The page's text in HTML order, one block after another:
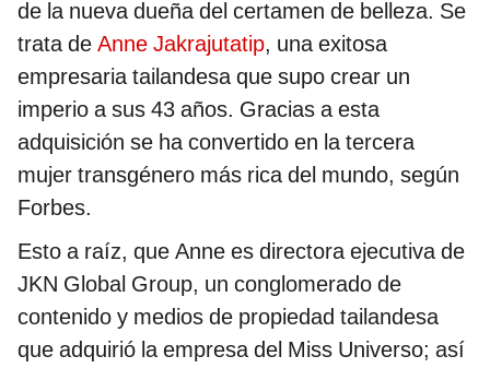
de la nueva dueña del certamen de belleza. Se
trata de Anne Jakrajutatip, una exitosa
empresaria tailandesa que supo crear un
imperio a sus 43 años. Gracias a esta
adquisición se ha convertido en la tercera
mujer transgénero más rica del mundo, según
Forbes.
Esto a raíz, que Anne es directora ejecutiva de
JKN Global Group, un conglomerado de
contenido y medios de propiedad tailandesa
que adquirió la empresa del Miss Universo; así